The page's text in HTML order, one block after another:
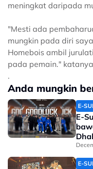
meningkat daripada
"Mesti ada
mungkin pada diri
Homebois ambil
pada pemain."
.
Anda mungkin
E-
E-
E-